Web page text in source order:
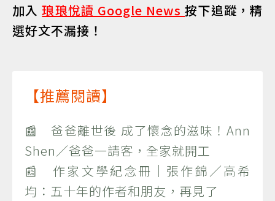
加入琅琅悅讀 Google News按下追蹤，精
選好文不漏接！
【推薦閱讀】
📰 爸爸離世後 成了懷念的滋味！Ann
Shen／爸爸一請客，全家就開工
📰 作家文學紀念冊｜張作錦／高希
均：五十年的作者和朋友，再見了